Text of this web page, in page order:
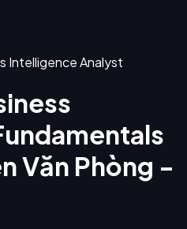
Intelligence Analyst
Văn Phòng -